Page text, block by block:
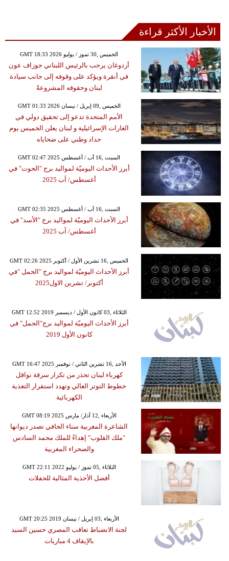
الأخبار الأكثر قراءة
GMT 18:33 2026 الخميس ,30 تموز / يوليو
أردوغان يرحب بالرئيس اللبناني جوزاف عون
في أنقرة ويؤكد على وقوفه إلى جانب سيادة
لبنان وحقوقه المشروعةً
GMT 01:33 2026 الخميس ,09 إبريل / نيسان
الأمم المتحدة تدعو إلى تحقيق دولي في
الغارات الإسرائيلية و لبنان يعلن الخميس يوم
حداد وطني على ضحاياه
GMT 02:47 2025 السبت ,16 آب / أغسطس
أبرز الأحداث اليوميّة لمواليد برج "الحوت" في
أغسطس/ آب 2025
GMT 02:35 2025 السبت ,16 آب / أغسطس
أبرز الأحداث اليوميّة لمواليد برج "الأسد" في
أغسطس/ آب 2025
GMT 02:26 2025 الخميس ,16 تشرين الأول / أكتوبر
أبرز الأحداث اليوميّة لمواليد برج "الحمل "في
أكتوبر/ تشرين الاول2025
GMT 12:52 2019 الثلاثاء ,03 كانون الأول / ديسمبر
أبرز الأحداث اليوميّة لمواليد برج"الحمل" في
كانون الأول 2019
GMT 16:47 2025 الأحد ,16 تشرين الثاني / نوفمبر
كهرباء لبنان تحذر من تكرار سرقة نواقل
خطوط التوتر العالي وتهدد استقرار التغذية
الكهربائية
GMT 08:19 2025 الأربعاء ,12 آذار/ مارس
الشاعرة المغربية سناء الحافي تصدر ديوانها
"ملك القلوب" إهداءً للملك محمد السادس
والصحراء المغربية
GMT 22:11 2022 الثلاثاء ,05 تموز / يوليو
أفضل الأحذية المثالية للحفلات
GMT 20:25 2019 الأربعاء ,03 إبريل / نيسان
لجنة الانضباط تعاقب المصري حسين السيد
بالإيقاف 4 مباريات